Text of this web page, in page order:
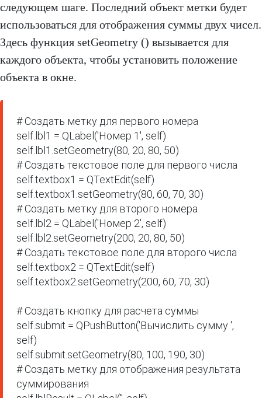
следующем шаге. Последний объект метки будет
использоваться для отображения суммы двух чисел.
Здесь функция setGeometry () вызывается для
каждого объекта, чтобы установить положение
объекта в окне.
# Создать метку для первого номера
self.lbl1 = QLabel('Номер 1', self)
self.lbl1.setGeometry(80, 20, 80, 50)
# Создать текстовое поле для первого числа
self.textbox1 = QTextEdit(self)
self.textbox1.setGeometry(80, 60, 70, 30)
# Создать метку для второго номера
self.lbl2 = QLabel('Номер 2', self)
self.lbl2.setGeometry(200, 20, 80, 50)
# Создать текстовое поле для второго числа
self.textbox2 = QTextEdit(self)
self.textbox2.setGeometry(200, 60, 70, 30)
# Создать кнопку для расчета суммы
self.submit = QPushButton('Вычислить сумму ',
self)
self.submit.setGeometry(80, 100, 190, 30)
# Создать метку для отображения результата
суммирования